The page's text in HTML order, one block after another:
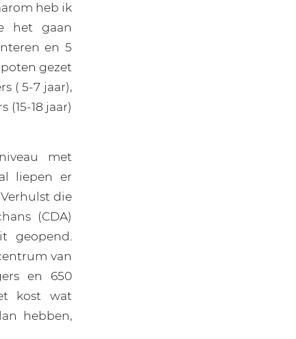
heb ik
het gaan
en 5
gezet
( 5-7 jaar),
(15-18 jaar)
met
liepen er
die
(CDA)
geopend.
van
en 650
kost wat
hebben,